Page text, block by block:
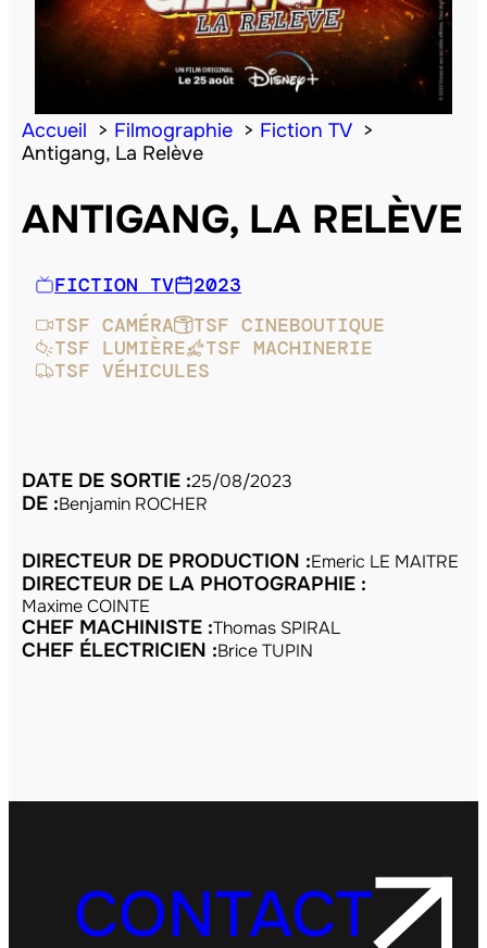
Accueil Filmographie
Fiction TV
Antigang, La Relève
ANTIGANG, LA RELÈVE
FICTION TV
2023
TSF CAMÉRA
TSF CINEBOUTIQUE
TSF LUMIÈRE
TSF MACHINERIE
TSF VÉHICULES
DATE DE SORTIE :25/08/2023
DE :Benjamin ROCHER
DIRECTEUR DE PRODUCTION :Emeric LE MAITRE
DIRECTEUR DE LA PHOTOGRAPHIE :
Maxime COINTE
CHEF MACHINISTE :Thomas SPIRAL
CHEF ÉLECTRICIEN :Brice TUPIN
CONTACT